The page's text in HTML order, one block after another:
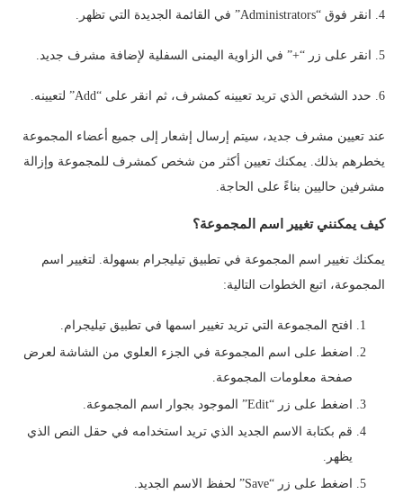
4. انقر فوق “Administrators” في القائمة الجديدة التي تظهر.
5. انقر على زر “+” في الزاوية اليمنى السفلية لإضافة مشرف جديد.
6. حدد الشخص الذي تريد تعيينه كمشرف، ثم انقر على “Add” لتعيينه.
عند تعيين مشرف جديد، سيتم إرسال إشعار إلى جميع أعضاء المجموعة
يخطرهم بذلك. يمكنك تعيين أكثر من شخص كمشرف للمجموعة وإزالة
مشرفين حاليين بناءً على الحاجة.
كيف يمكنني تغيير اسم المجموعة؟
يمكنك تغيير اسم المجموعة في تطبيق تيليجرام بسهولة. لتغيير اسم
المجموعة، اتبع الخطوات التالية:
افتح المجموعة التي تريد تغيير اسمها في تطبيق تيليجرام.
اضغط على اسم المجموعة في الجزء العلوي من الشاشة لعرض
صفحة معلومات المجموعة.
اضغط على زر “Edit” الموجود بجوار اسم المجموعة.
قم بكتابة الاسم الجديد الذي تريد استخدامه في حقل النص الذي
يظهر.
اضغط على زر “Save” لحفظ الاسم الجديد.